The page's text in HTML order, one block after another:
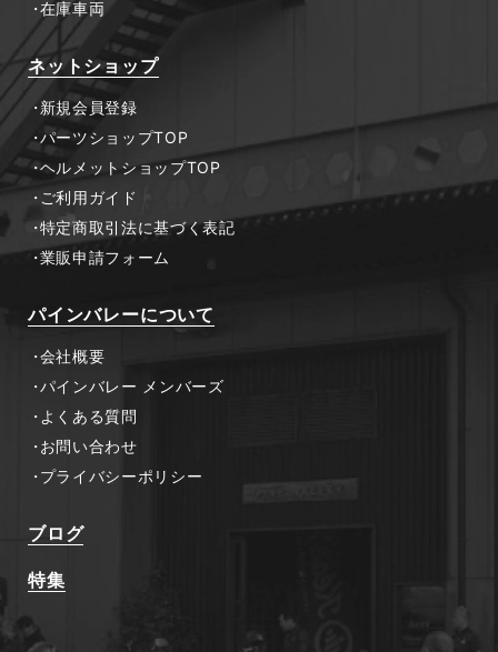
在庫車両
ネットショップ
新規会員登録
パーツショップTOP
ヘルメットショップTOP
ご利用ガイド
特定商取引法に基づく表記
業販申請フォーム
パインバレーについて
会社概要
パインバレー メンバーズ
よくある質問
お問い合わせ
プライバシーポリシー
ブログ
特集